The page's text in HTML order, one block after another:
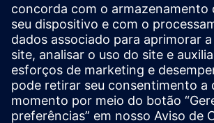
eXprocut
Pós-processador avançado de corte de
integração perfeita com o Siemens NX
Saiba mais